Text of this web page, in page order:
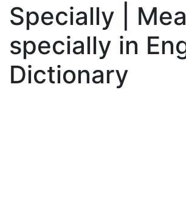
Specially |
specially in
Dictionary